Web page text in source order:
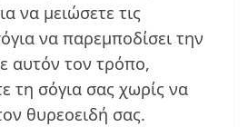
να μειώσετε τις
να παρεμποδίσει την
αυτόν τον τρόπο,
τη σόγια σας χωρίς να
θυρεοειδή σας.